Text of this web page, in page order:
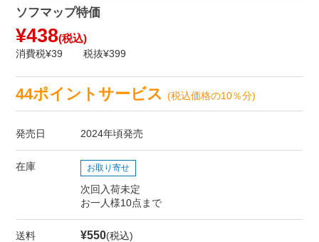
ソフマップ特価
¥438(税込)
消費税¥39 税抜¥399
44ポイントサービス(税込価格の10％分)
発売日 2024年頃発売
在庫 お取り寄せ
次回入荷未定
お一人様10点まで
送料 ¥550(税込)